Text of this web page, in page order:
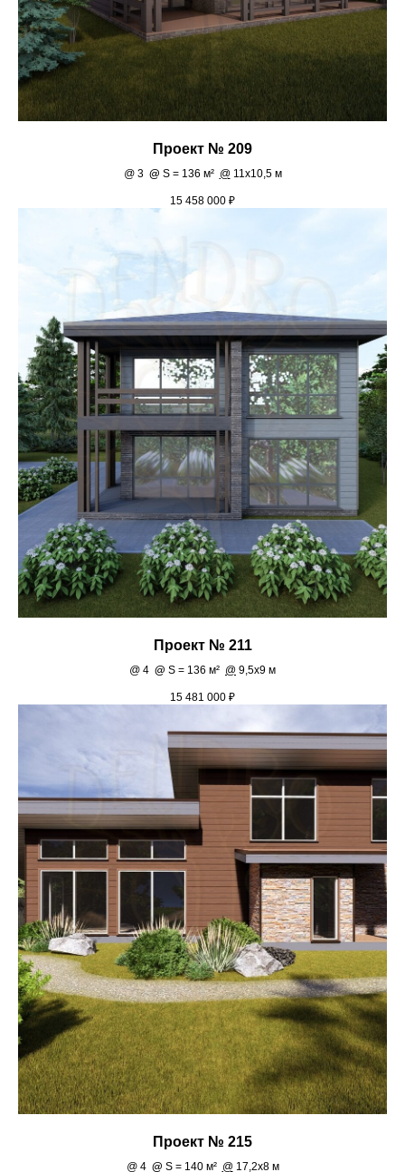
Проект № 209
@ 3 @ S = 136 м² @11х10,5 м
15 458 000 ₽
Проект № 211
@ 4 @ S = 136 м² @ 9,5х9 м
15 481 000 ₽
Проект № 215
@ 4 @ S = 140 м² @17,2х8 м